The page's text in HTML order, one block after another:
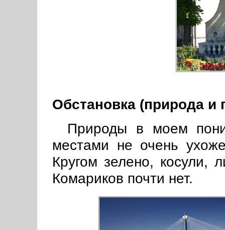
Обстановка (природа и
Природы в моем
местами не очень
Кругом зелено, косули,
Комариков почти нет.